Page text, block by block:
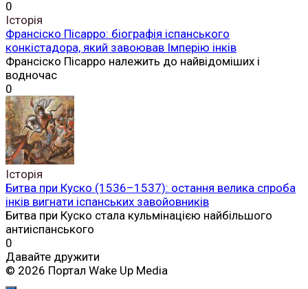
0
Історія
Франсіско Пісарро: біографія іспанського
конкістадора, який завоював Імперію інків
Франсіско Пісарро належить до найвідоміших і
водночас
0
Історія
Битва при Куско (1536–1537): остання велика спроба
інків вигнати іспанських завойовників
Битва при Куско стала кульмінацією найбільшого
антиіспанського
0
Давайте дружити
© 2026 Портал Wake Up Media